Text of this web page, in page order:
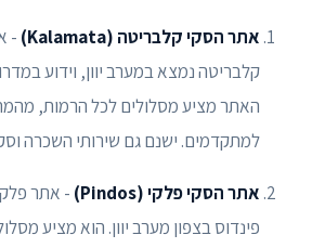
אתר הסקי קלבריטה (Kalamata)
-
קלבריטה נמצא במערב יוון, וידוע
האתר מציע מסלולים לכל הרמות,
למתקדמים. ישנם גם שירותי השכרה
אתר הסקי פלקי (Pindos)
- אתר
פינדוס בצפון מערב יוון. הוא מציע